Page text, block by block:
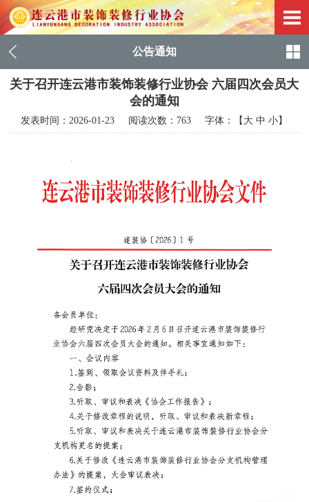
公告通知
关于召开连云港市装饰装修行业协会 六届四次会员大
会的通知
发表时间：2026-01-23 阅读次数：763 字体：【 大 中 小】